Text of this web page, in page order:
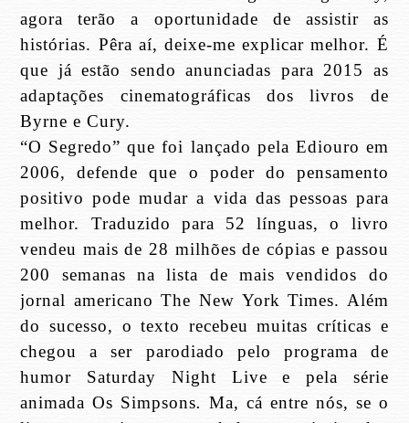
agora terão a oportunidade de assistir as
histórias. Pêra aí, deixe-me explicar melhor. É
que já estão sendo anunciadas para 2015 as
adaptações cinematográficas dos livros de
Byrne e Cury.
“O Segredo” que foi lançado pela Ediouro em
2006, defende que o poder do pensamento
positivo pode mudar a vida das pessoas para
melhor. Traduzido para 52 línguas, o livro
vendeu mais de 28 milhões de cópias e passou
200 semanas na lista de mais vendidos do
jornal americanoThe New York Times. Além
do sucesso, o texto recebeu muitas críticas e
chegou a ser parodiado pelo programa de
humor Saturday Night Live e pela série
animadaOs Simpsons. Ma, cá entre nós, se o